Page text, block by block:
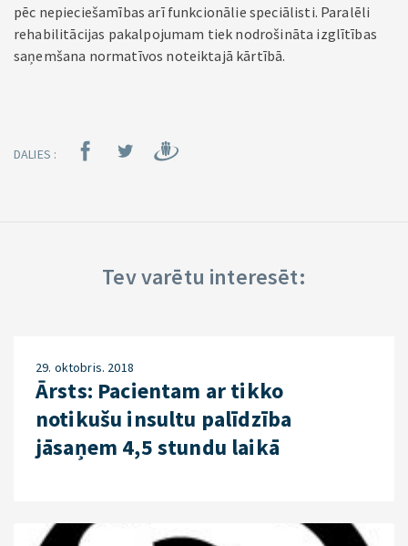
pēc nepieciešamības arī funkcionālie speciālisti. Paralēli
rehabilitācijas pakalpojumam tiek nodrošināta izglītības
saņemšana normatīvos noteiktajā kārtībā.
DALIES :
Tev varētu interesēt:
29. oktobris. 2018
Ārsts: Pacientam ar tikko
notikušu insultu palīdzība
jāsaņem 4,5 stundu laikā